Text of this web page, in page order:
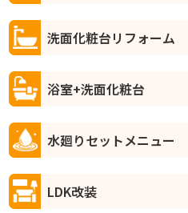
洗面化粧台リフォーム
浴室+洗面化粧台
水廻りセットメニュー
LDK改装